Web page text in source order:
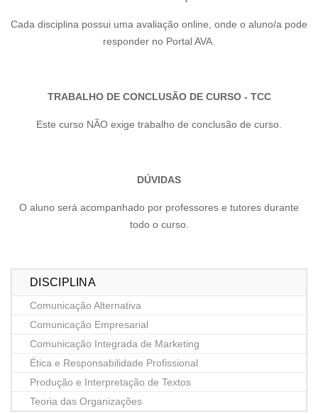
Cada disciplina possui uma avaliação online, onde o aluno/a pode
responder no Portal AVA.
TRABALHO DE CONCLUSÃO DE CURSO - TCC
Este curso NÃO exige trabalho de conclusão de curso.
DÚVIDAS
O aluno será acompanhado por professores e tutores durante
todo o curso.
DISCIPLINA
Comunicação Alternativa
Comunicação Empresarial
Comunicação Integrada de Marketing
Ética e Responsabilidade Profissional
Produção e Interpretação de Textos
Teoria das Organizações